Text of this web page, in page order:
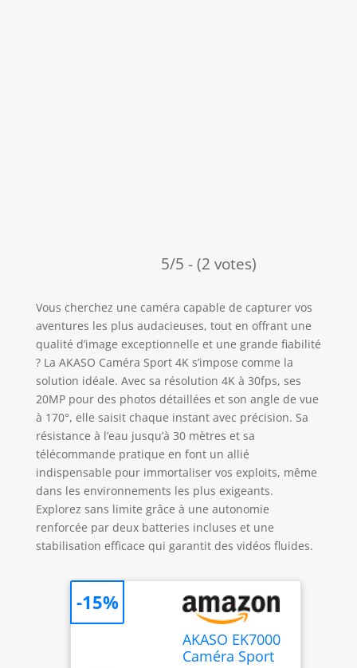
5/5 - (2 votes)
Vous cherchez une caméra capable de capturer vos
aventures les plus audacieuses, tout en offrant une
qualité d’image exceptionnelle et une grande fiabilité
? La AKASO Caméra Sport 4K s’impose comme la
solution idéale. Avec sa résolution 4K à 30fps, ses
20MP pour des photos détaillées et son angle de vue
à 170°, elle saisit chaque instant avec précision. Sa
résistance à l’eau jusqu’à 30 mètres et sa
télécommande pratique en font un allié
indispensable pour immortaliser vos exploits, même
dans les environnements les plus exigeants.
Explorez sans limite grâce à une autonomie
renforcée par deux batteries incluses et une
stabilisation efficace qui garantit des vidéos fluides.
AKASO EK7000
Caméra Sport
-15%